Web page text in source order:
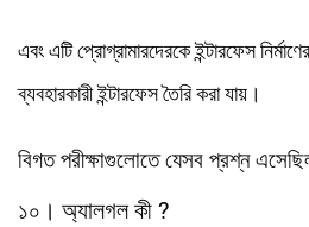
এবং এটি প্রোগ্রামারদেরকে ইন্টারফেস
ব্যবহারকারী ইন্টারফেস তৈরি করা যায়।
বিগত পরীক্ষাগুলোতে যেসব প্রশ্ন
১০। অ্যালগল কী ?